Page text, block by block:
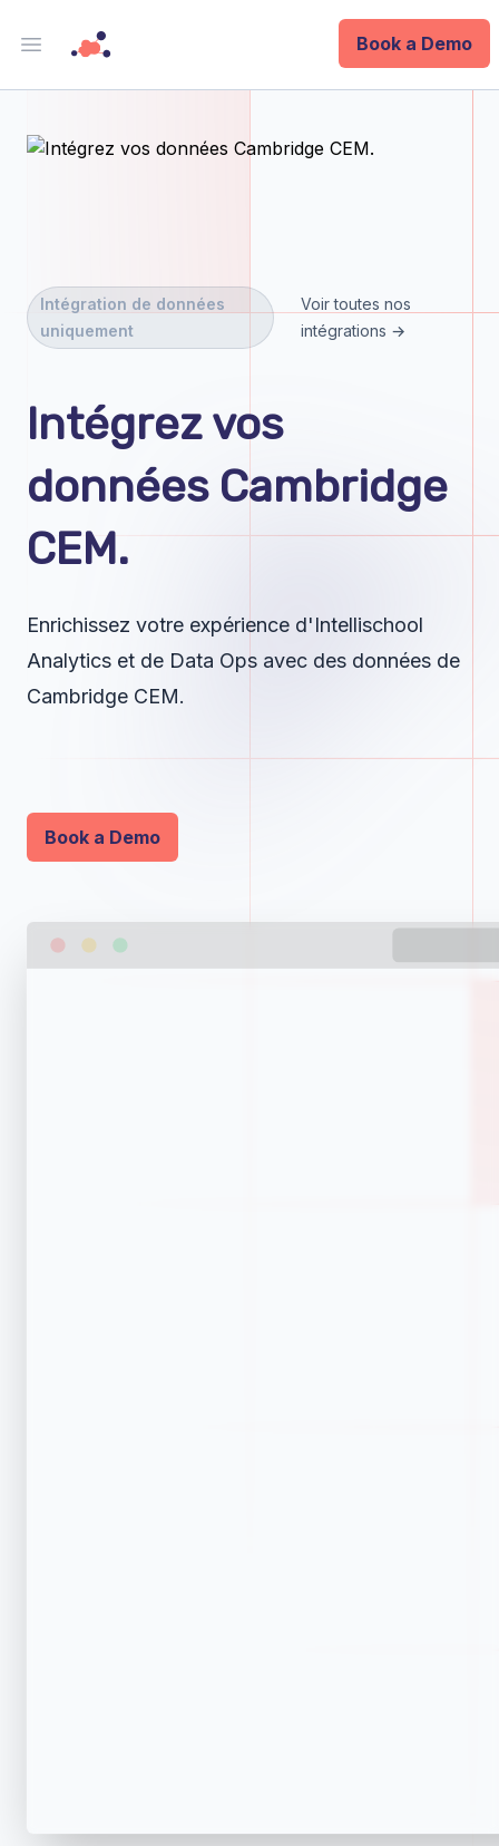
Open main menu
Book a Demo
Integrations
Company
Blog
Intégration de données
uniquement
Voir toutes nos
intégrations →
Intégrez vos
données Cambridge
CEM.
Enrichissez votre expérience d'Intellischool
Analytics et de Data Ops avec des données de
Cambridge CEM.
Book a Demo